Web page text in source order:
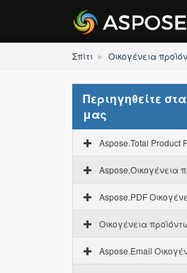
Σπίτι Οικογένεια
Περιηγηθείτε
μας
Aspose.Total Product
Aspose.Οικογένεια
Aspose.PDF
Οικογένεια
Aspose.Email